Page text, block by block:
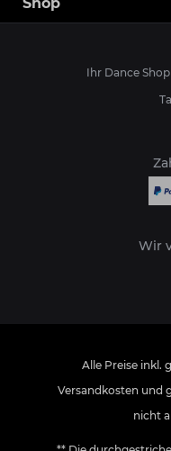
Ihr Dance
Wir
Alle Preise inkl.
Versandkosten und
nicht